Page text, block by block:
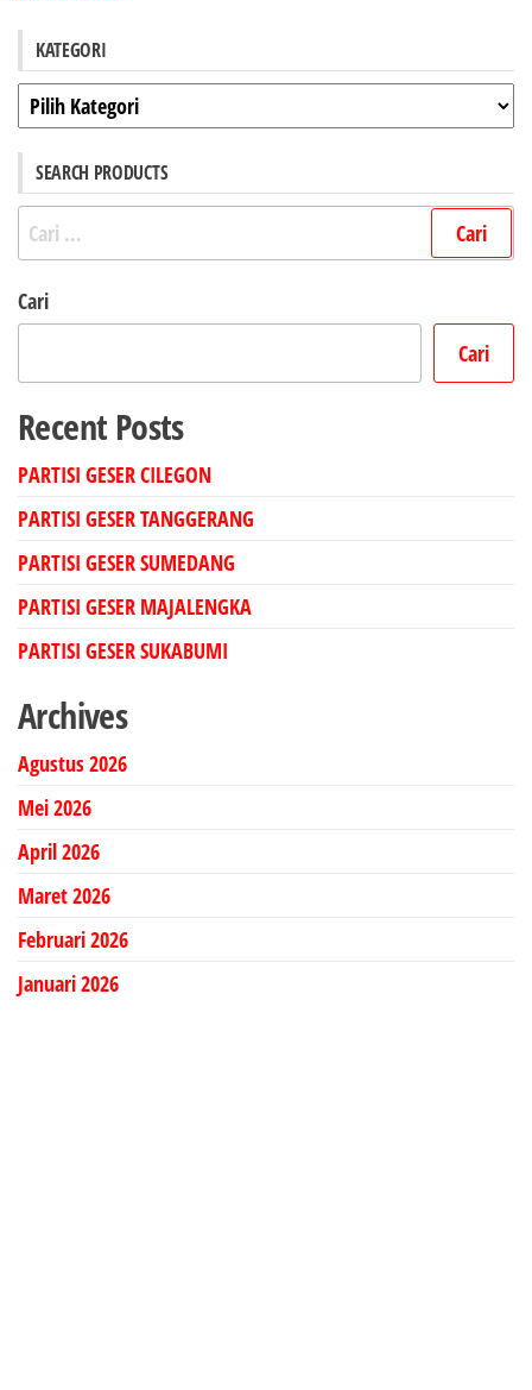
KATEGORI
Kategori
SEARCH PRODUCTS
Cari
untuk:
Cari
Cari
Recent Posts
PARTISI GESER CILEGON
PARTISI GESER TANGGERANG
PARTISI GESER SUMEDANG
PARTISI GESER MAJALENGKA
PARTISI GESER SUKABUMI
Archives
Agustus 2026
Mei 2026
April 2026
Maret 2026
Februari 2026
Januari 2026